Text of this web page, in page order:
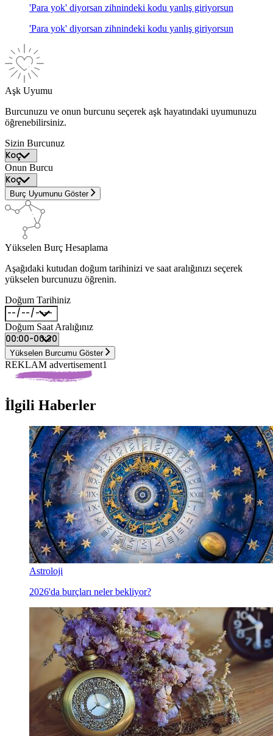
'Para yok' diyorsan zihnindeki kodu yanlış giriyorsun
'Para yok' diyorsan zihnindeki kodu yanlış giriyorsun
Aşk Uyumu
Burcunuzu ve onun burcunu seçerek aşk hayatındaki uyumunuzu
öğrenebilirsiniz.
Sizin Burcunuz
Onun Burcu
Burç Uyumunu Göster
Yükselen Burç Hesaplama
Aşağıdaki kutudan doğum tarihinizi ve saat aralığınızı seçerek
yükselen burcunuzu öğrenin.
Doğum Tarihiniz
Doğum Saat Aralığınız
Yükselen Burcumu Göster
REKLAM advertisement1
İlgili Haberler
Astroloji
2026'da burçları neler bekliyor?